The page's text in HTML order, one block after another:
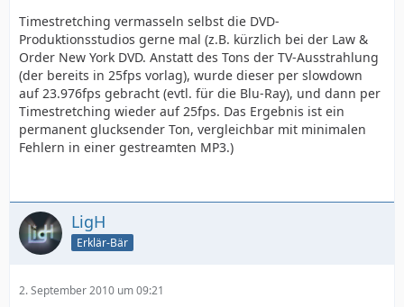
Timestretching vermasseln selbst die DVD-
Produktionsstudios gerne mal (z.B. kürzlich bei der Law &
Order New York DVD. Anstatt des Tons der TV-Ausstrahlung
(der bereits in 25fps vorlag), wurde dieser per slowdown
auf 23.976fps gebracht (evtl. für die Blu-Ray), und dann per
Timestretching wieder auf 25fps. Das Ergebnis ist ein
permanent glucksender Ton, vergleichbar mit minimalen
Fehlern in einer gestreamten MP3.)
LigH
Erklär-Bär
2. September 2010 um 09:21